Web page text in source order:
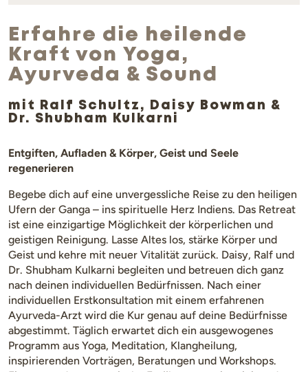
Erfahre die heilende
Kraft von Yoga,
Ayurveda & Sound
mit Ralf Schultz, Daisy Bowman &
Dr. Shubham Kulkarni
Entgiften, Aufladen & Körper, Geist und Seele
regenerieren
Begebe dich auf eine unvergessliche Reise zu den heiligen
Ufern der Ganga – ins spirituelle Herz Indiens. Das Retreat
ist eine einzigartige Möglichkeit der körperlichen und
geistigen Reinigung. Lasse Altes los, stärke Körper und
Geist und kehre mit neuer Vitalität zurück. Daisy, Ralf und
Dr. Shubham Kulkarni begleiten und betreuen dich ganz
nach deinen individuellen Bedürfnissen. Nach einer
individuellen Erstkonsultation mit einem erfahrenen
Ayurveda-Arzt wird die Kur genau auf deine Bedürfnisse
abgestimmt. Täglich erwartet dich ein ausgewogenes
Programm aus Yoga, Meditation, Klangheilung,
inspirierenden Vorträgen, Beratungen und Workshops.